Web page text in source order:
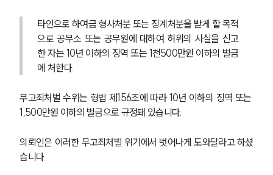
타인으로 하여금 형사처분 또는 징계처분을 받게 할 목적
으로 공무소 또는 공무원에 대하여 허위의 사실을 신고
한 자는 10년 이하의 징역 또는 1천500만원 이하의 벌금
에 처한다.
무고죄처벌 수위는 형법 제156조에 따라 10년 이하의 징역 또는
1,500만원 이하의 벌금으로 규정돼 있습니다.
의뢰인은 이러한 무고죄처벌 위기에서 벗어나게 도와달라고 하셨
습니다.